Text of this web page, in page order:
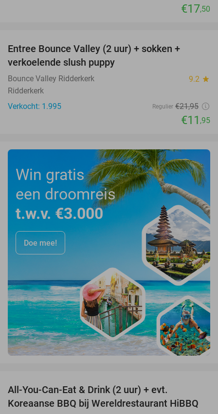
€17,50
Entree Bounce Valley (2 uur) + sokken +
verkoelende slush puppy
Bounce Valley Ridderkerk 9.2 star
Ridderkerk
Verkocht: 1.995
Regulier €21,95
€11 ,95
Win gratis
een droomreis
t.w.v. €3.000
Doe mee!
All-You-Can-Eat & Drink (2 uur) + evt.
Koreaanse BBQ bij Wereldrestaurant HiBBQ